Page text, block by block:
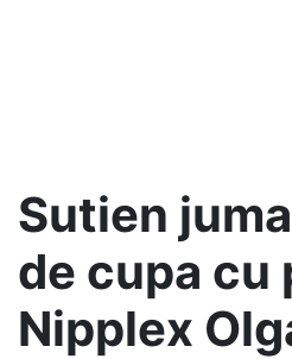
Sutien
de cupa cu
Nipplex